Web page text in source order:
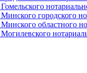
городского
областного